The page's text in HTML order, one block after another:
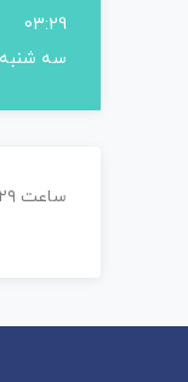
03:29
سه شنبه - 1400/
ساعت ۳:۲۹ لحظه وقوع ماه کامل